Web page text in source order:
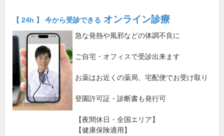
【 24h 】 今から受診できる オンライン診療
急な発熱や風邪などの体調不良に
ご自宅・オフィスで受診出来ます
お薬はお近くの薬局、宅配便でお受け取り
登園許可証・診断書も発行可
【夜間休日・全国エリア】
【健康保険適用】